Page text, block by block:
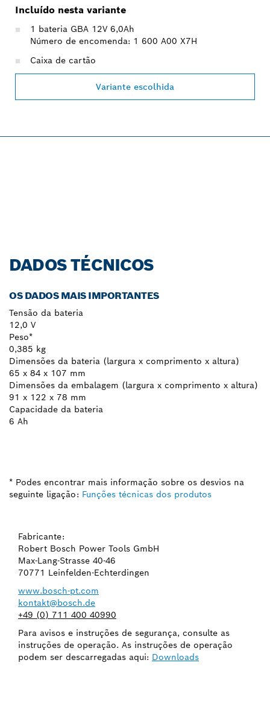
Incluído nesta variante
1 bateria GBA 12V 6,0Ah
Número de encomenda: 1 600 A00 X7H
Caixa de cartão
Variante escolhida
DADOS TÉCNICOS
OS DADOS MAIS IMPORTANTES
Tensão da bateria
12,0 V
Peso*
0,385 kg
Dimensões da bateria (largura x comprimento x altura)
65 x 84 x 107 mm
Dimensões da embalagem (largura x comprimento x altura)
91 x 122 x 78 mm
Capacidade da bateria
6 Ah
* Podes encontrar mais informação sobre os desvios na
seguinte ligação: Funções técnicas dos produtos
Fabricante:
Robert Bosch Power Tools GmbH
Max-Lang-Strasse 40-46
70771 Leinfelden-Echterdingen
www.bosch-pt.com
kontakt@bosch.de
+49 (0) 711 400 40990
Para avisos e instruções de segurança, consulte as
instruções de operação. As instruções de operação
podem ser descarregadas aqui: Downloads